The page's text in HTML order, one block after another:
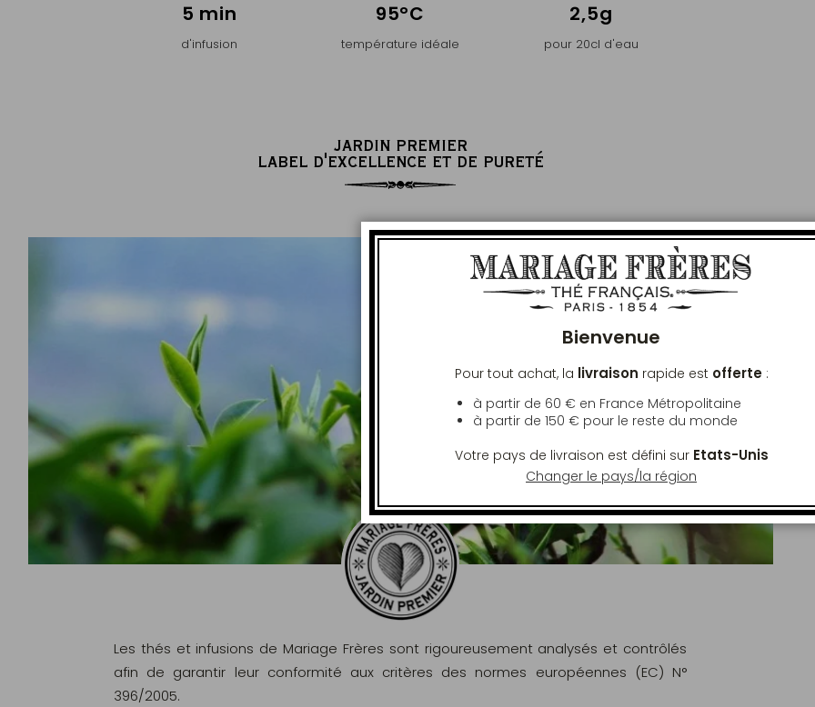
5 min
d'infusion
95°C
température idéale
2,5g
pour 20cl d'eau
JARDIN PREMIER
LABEL D'EXCELLENCE ET DE PURETÉ
Les thés et infusions de Mariage Frères sont rigoureusement analysés et contrôlés
afin de garantir leur conformité aux critères des normes européennes (EC) N°
396/2005.
Bienvenue
Pour tout achat, la livraison rapide est offerte:
à partir de 60 € en France Métropolitaine
à partir de 150 € pour le reste du monde
Votre pays de livraison est défini sur Etats-Unis
Changer le pays/la région